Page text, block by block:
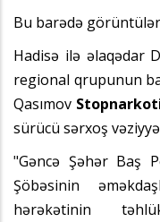
Bu barədə görüntülər
Hadisə ilə əlaqədar
regional qrupunun
Qasımov
sürücü sərxoş
"Gəncə Şəhər Baş
Şöbəsinin
hərəkətinin